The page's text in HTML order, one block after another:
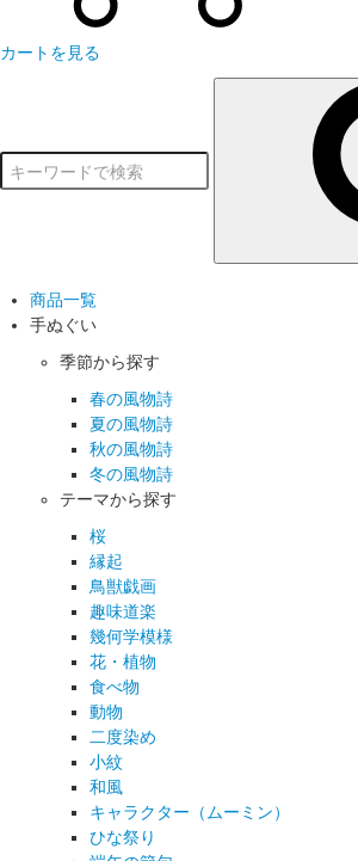
カートを見る
商品一覧
手ぬぐい
季節から探す
春の風物詩
夏の風物詩
秋の風物詩
冬の風物詩
テーマから探す
桜
縁起
鳥獣戯画
趣味道楽
幾何学模様
花・植物
食べ物
動物
二度染め
小紋
和風
キャラクター（ムーミン）
ひな祭り